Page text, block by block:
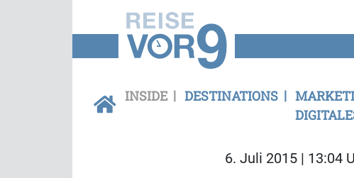
INSIDE DESTINATIONS
6. Juli 2015 | 13:04